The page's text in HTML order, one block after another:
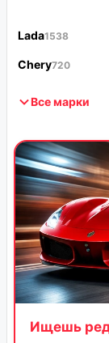
Lada1538
Chery720
Все марки
Ищешь